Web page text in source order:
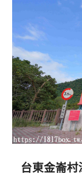
台東金崙村